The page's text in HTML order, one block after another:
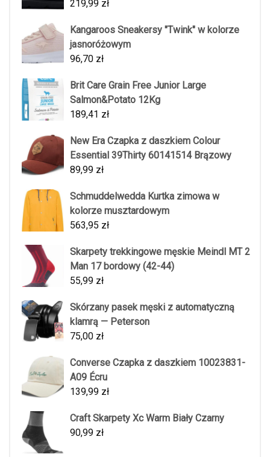
219,99 zł
Kangaroos Sneakersy "Twink" w kolorze
jasnoróżowym
96,70 zł
Brit Care Grain Free Junior Large
Salmon&Potato 12Kg
189,41 zł
New Era Czapka z daszkiem Colour
Essential 39Thirty 60141514 Brązowy
89,99 zł
Schmuddelwedda Kurtka zimowa w
kolorze musztardowym
563,95 zł
Skarpety trekkingowe męskie Meindl MT 2
Man 17 bordowy (42-44)
55,99 zł
Skórzany pasek męski z automatyczną
klamrą — Peterson
75,00 zł
Converse Czapka z daszkiem 10023831-
A09 Écru
139,99 zł
Craft Skarpety Xc Warm Biały Czarny
90,99 zł